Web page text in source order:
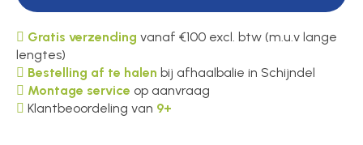
Gratis verzending vanaf €100 excl. btw (m.u.v lange
lengtes)
Bestelling af te halen bij afhaalbalie in Schijndel
Montage service op aanvraag
Klantbeoordeling van 9+